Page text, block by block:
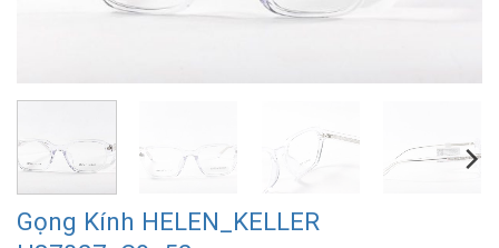
Gọng Kính HELEN_KELLER